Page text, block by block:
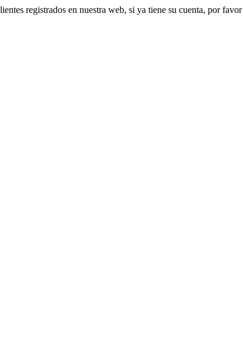
registrados en nuestra web, si ya tiene su cuenta, por favor